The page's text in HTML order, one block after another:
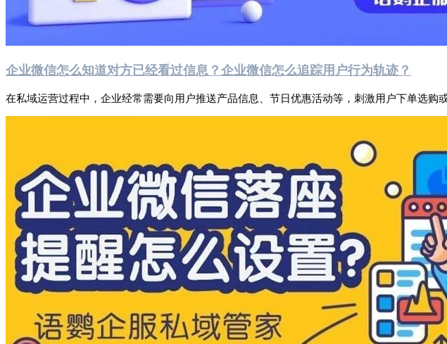
企业微信怎么知道对方已经看过信息？企业微信怎么追踪用户行为轨迹？
在私域运营过程中，企业经常需要向用户推送产品信息、节日优惠活动等，刺激用户下单选购